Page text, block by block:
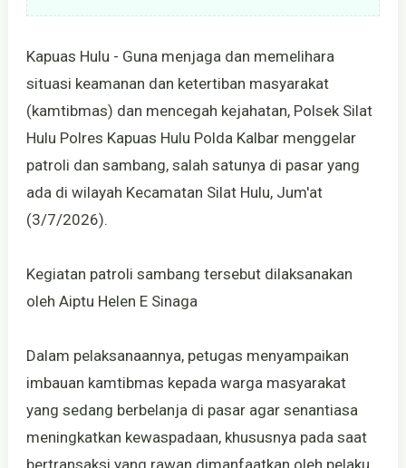
Kapuas Hulu - Guna menjaga dan memelihara
situasi keamanan dan ketertiban masyarakat
(kamtibmas) dan mencegah kejahatan, Polsek Silat
Hulu Polres Kapuas Hulu Polda Kalbar menggelar
patroli dan sambang, salah satunya di pasar yang
ada di wilayah Kecamatan Silat Hulu, Jum'at
(3/7/2026).
Kegiatan patroli sambang tersebut dilaksanakan
oleh Aiptu Helen E Sinaga
Dalam pelaksanaannya, petugas menyampaikan
imbauan kamtibmas kepada warga masyarakat
yang sedang berbelanja di pasar agar senantiasa
meningkatkan kewaspadaan, khususnya pada saat
bertransaksi yang rawan dimanfaatkan oleh pelaku